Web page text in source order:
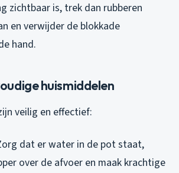
zichtbaar is, trek dan rubberen
en verwijder de blokkade
hand.
huismiddelen
veilig en effectief:
dat er water in de pot staat,
over de afvoer en maak krachtige